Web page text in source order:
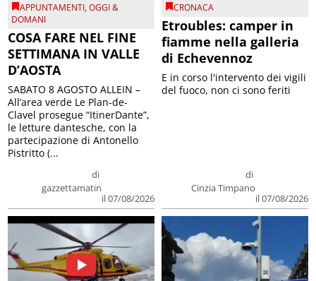
APPUNTAMENTI,OGGI &
DOMANI
COSA FARE NEL FINE
SETTIMANA IN VALLE
D’AOSTA
di
gazzettamatin
il 07/08/2026
SABATO 8 AGOSTO ALLEIN –
All’area verde Le Plan-de-
Clavel prosegue “ItinerDante”,
le letture dantesche, con la
partecipazione di Antonello
Pistritto (...
CRONACA
Etroubles: camper in
fiamme nella galleria
di Echevennoz
di
Cinzia Timpano
il 07/08/2026
E in corso l'intervento dei vigili
del fuoco, non ci sono feriti